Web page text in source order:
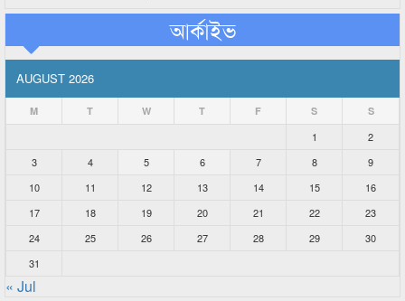
আর্কাইভ
AUGUST 2026
M T W T F S S
1
2
3
4 5 6 7 8
9
10
11 12 13 14 15
16
17
18 19 20 21 22
23
24
25 26 27 28 29
30
31
« Jul